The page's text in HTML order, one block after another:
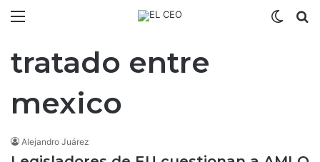
tratado entre
mexico
Alejandro Juárez